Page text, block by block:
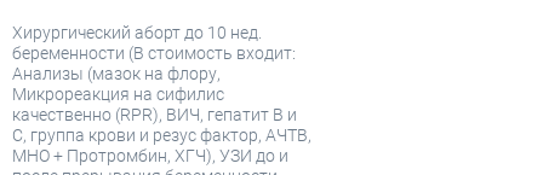
Хирургический аборт до 10 нед.
беременности (В стоимость входит:
Анализы (мазок на флору,
Микрореакция на сифилис
качественно (RPR), ВИЧ, гепатит В и
С, группа крови и резус фактор, АЧТВ,
МНО + Протромбин, ХГЧ), УЗИ до и